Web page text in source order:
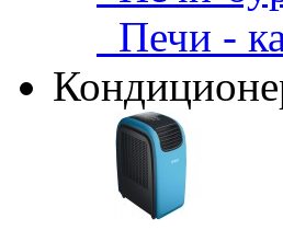
Печи -